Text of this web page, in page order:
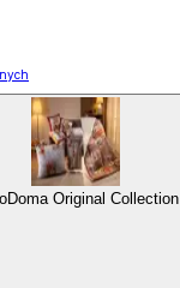
Original Collection